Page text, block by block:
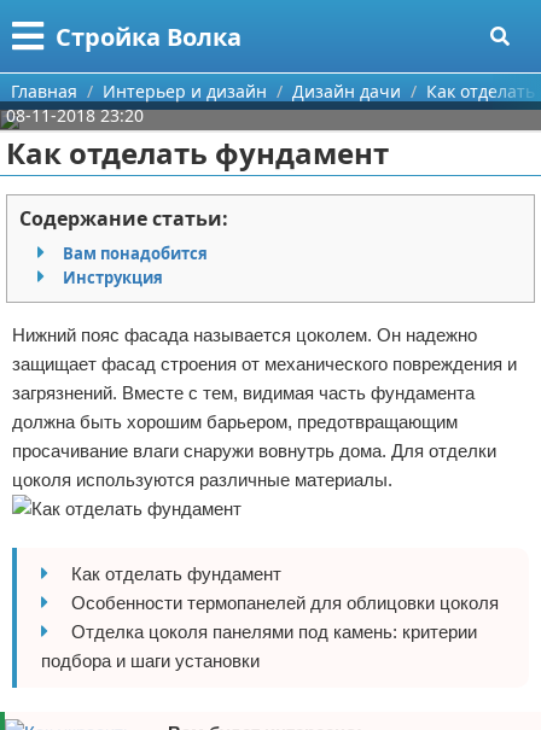
Стройка Волка
Меню
Главная
Категории
Строительство
Мебель
Интерьер и дизайн
Дизайн дачи
Дизайн квартиры
Кухня
Посуда
Ремонт
Ремонт дачи
Ремонт квартиры
Инструменты
Ванная
Домашний быт
Коммунальные услуги
Поиск
О проекте
Контакты
Сотрудничество
Размещение рекламы
Для правообладателей
Условия предоставления информации
Отказ от ответственности
Главная Интерьер и дизайн Дизайн дачи
Как
08-11-2018 23:20
Как отделать фундамент
Содержание статьи:
Вам понадобится
Инструкция
Нижний пояс фасада называется цоколем. Он надежно
защищает фасад строения от механического повреждения и
загрязнений. Вместе с тем, видимая часть фундамента
должна быть хорошим барьером, предотвращающим
просачивание влаги снаружи вовнутрь дома. Для отделки
цоколя используются различные материалы.
Как отделать фундамент
Особенности термопанелей для облицовки цоколя
Отделка цоколя панелями под камень: критерии
подбора и шаги установки